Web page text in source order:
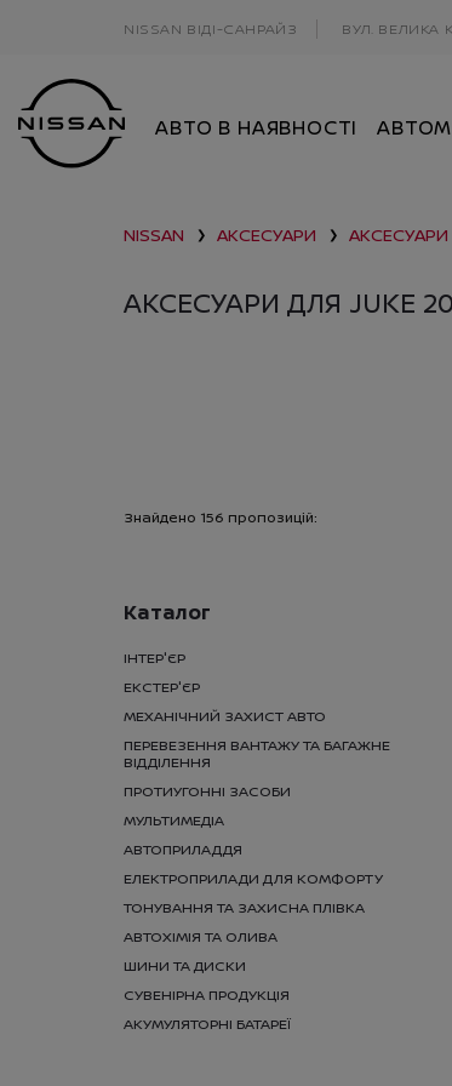
NISSAN ВІДІ-САНРАЙЗ ВУЛ. ВЕЛИКА
АВТО В НАЯВНОСТІ
NISSAN ❯ АКСЕСУАРИ ❯ АКСЕСУАРИ
АКСЕСУАРИ ДЛЯ JUKE
Знайдено 156 пропозицій:
Каталог
ІНТЕР'ЄР
ЕКСТЕР'ЄР
МЕХАНІЧНИЙ ЗАХИСТ АВТО
ПЕРЕВЕЗЕННЯ ВАНТАЖУ ТА БАГАЖНЕ
ВІДДІЛЕННЯ
ПРОТИУГОННІ ЗАСОБИ
МУЛЬТИМЕДІА
АВТОПРИЛАДДЯ
ЕЛЕКТРОПРИЛАДИ ДЛЯ КОМФОРТУ
ТОНУВАННЯ ТА ЗАХИСНА ПЛІВКА
АВТОХІМІЯ ТА ОЛИВА
ШИНИ ТА ДИСКИ
СУВЕНІРНА ПРОДУКЦІЯ
АКУМУЛЯТОРНІ БАТАРЕЇ